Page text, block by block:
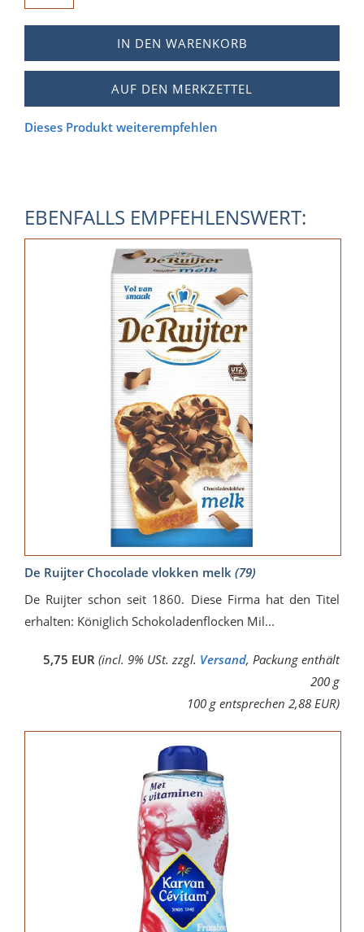
IN DEN WARENKORB
AUF DEN MERKZETTEL
Dieses Produkt weiterempfehlen
EBENFALLS EMPFEHLENSWERT:
De Ruijter Chocolade vlokken melk (79)
De Ruijter schon seit 1860. Diese Firma hat den Titel
erhalten: Königlich Schokoladenflocken Mil...
5,75 EUR (incl. 9% USt. zzgl. Versand, Packung enthält
200 g
100 g entsprechen 2,88 EUR)